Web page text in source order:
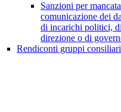
Sanzioni per
comunicazione dei
di incarichi politici,
direzione o di
Rendiconti gruppi